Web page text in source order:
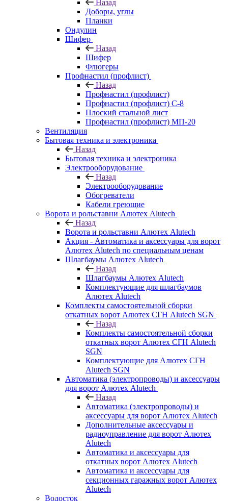
Назад
Доборы, углы
Планки
Ондулин
Шифер
Назад
Шифер
Флюгеры
Профнастил (профлист)
Назад
Профнастил (профлист)
Профнастил (профлист) С-8
Плоский стальной лист
Профнастил (профлист) МП-20
Вентиляция
Бытовая техника и электроника
Назад
Бытовая техника и электроника
Электрооборудование
Назад
Электрооборудование
Обогреватели
Кабели греющие
Ворота и рольставни Алютех Alutech
Назад
Ворота и рольставни Алютех Alutech
Акция - Автоматика и аксессуары для ворот
Алютех Alutech по специальным ценам
Шлагбаумы Алютех Alutech
Назад
Шлагбаумы Алютех Alutech
Комплектующие для шлагбаумов
Алютех Alutech
Комплекты самостоятельной сборки
откатных ворот Алютех СГН Alutech SGN
Назад
Комплекты самостоятельной сборки
откатных ворот Алютех СГН Alutech
SGN
Комплектующие для Алютех СГН
Alutech SGN
Автоматика (электропроводы) и аксессуары
для ворот Алютех Alutech
Назад
Автоматика (электропроводы) и
аксессуары для ворот Алютех Alutech
Дополнительные аксессуары и
радиоуправление для ворот Алютех
Alutech
Автоматика и аксессуары для
откатных ворот Алютех Alutech
Автоматика и аксессуары для
секционных гаражных ворот Алютех
Alutech
Водосток